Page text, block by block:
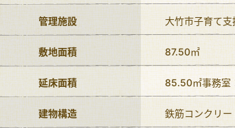
管理施設 大竹市子育て支
敷地面積 87.50㎡
延床面積 85.50㎡事務室
建物構造 鉄筋コンクリー